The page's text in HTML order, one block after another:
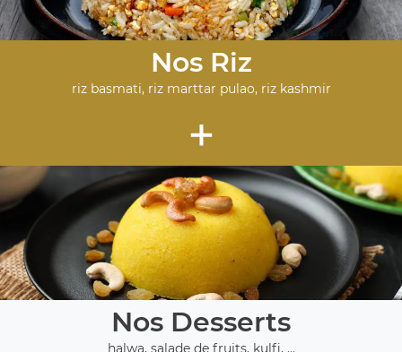
Nos Riz
riz basmati, riz marttar pulao, riz kashmir
+
Nos Desserts
halwa, salade de fruits, kulfi, ...